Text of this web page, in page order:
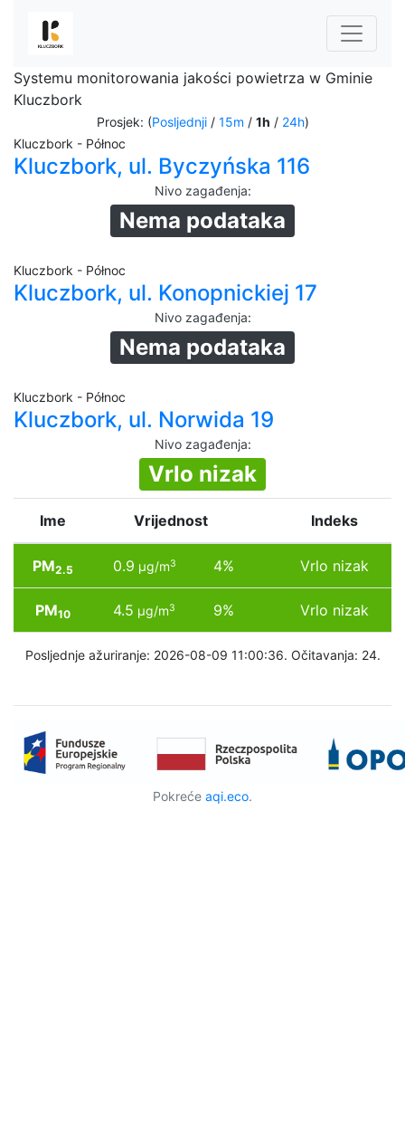
Systemu monitorowania jakości powietrza w Gminie
Kluczbork
Prosjek: (Posljednji/ 15m / 1h / 24h)
Kluczbork - Północ
Kluczbork, ul. Byczyńska 116
Nivo zagađenja:
Nema podataka
Kluczbork - Północ
Kluczbork, ul. Konopnickiej 17
Nivo zagađenja:
Nema podataka
Kluczbork - Północ
Kluczbork, ul. Norwida 19
Nivo zagađenja:
Vrlo nizak
Ime Vrijednost Indeks
PM2.5 0.9 µg/m3 4% Vrlo nizak
PM10 4.5 µg/m3 9% Vrlo nizak
Posljednje ažuriranje: 2026-08-09 11:00:36. Očitavanja: 24.
Pokreće aqi.eco.